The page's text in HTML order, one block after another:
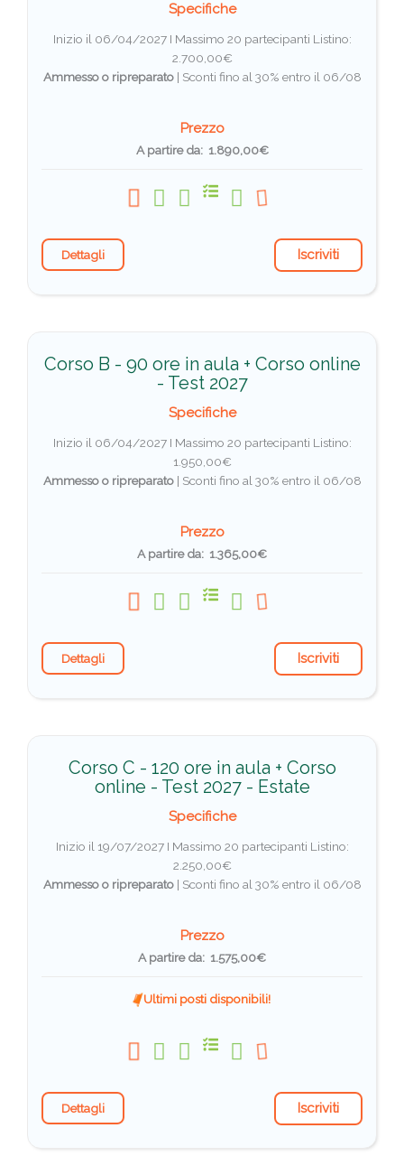
Specifiche
Inizio il 06/04/2027 I Massimo 20 partecipanti Listino:
2.700,00€
Ammesso o ripreparato| Sconti fino al 30% entro il 06/08
Prezzo
A partire da: 1.890,00€
Dettagli Iscriviti
Corso B - 90 ore in aula + Corso online
- Test 2027
Specifiche
Inizio il 06/04/2027 I Massimo 20 partecipanti Listino:
1.950,00€
Ammesso o ripreparato| Sconti fino al 30% entro il 06/08
Prezzo
A partire da: 1.365,00€
Dettagli Iscriviti
Corso C - 120 ore in aula + Corso
online - Test 2027 - Estate
Specifiche
Inizio il 19/07/2027 I Massimo 20 partecipanti Listino:
2.250,00€
Ammesso o ripreparato| Sconti fino al 30% entro il 06/08
Prezzo
A partire da: 1.575,00€
Ultimi posti disponibili!
Dettagli Iscriviti